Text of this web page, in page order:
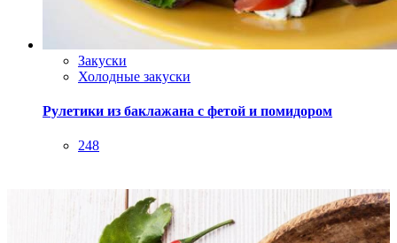
Закуски
Холодные закуски
Рулетики из баклажана с фетой и помидором
248